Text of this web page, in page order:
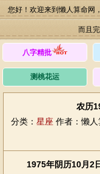
您好！欢迎来到懒人算命网
而且
八字精批
测桃花运
农历
分类： 星座 作者：懒人
1975年阴历10月2